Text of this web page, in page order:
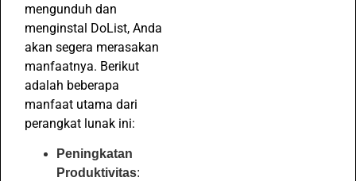
mengunduh dan
menginstal DoList, Anda
akan segera merasakan
manfaatnya. Berikut
adalah beberapa
manfaat utama dari
perangkat lunak ini:
Peningkatan
Produktivitas: